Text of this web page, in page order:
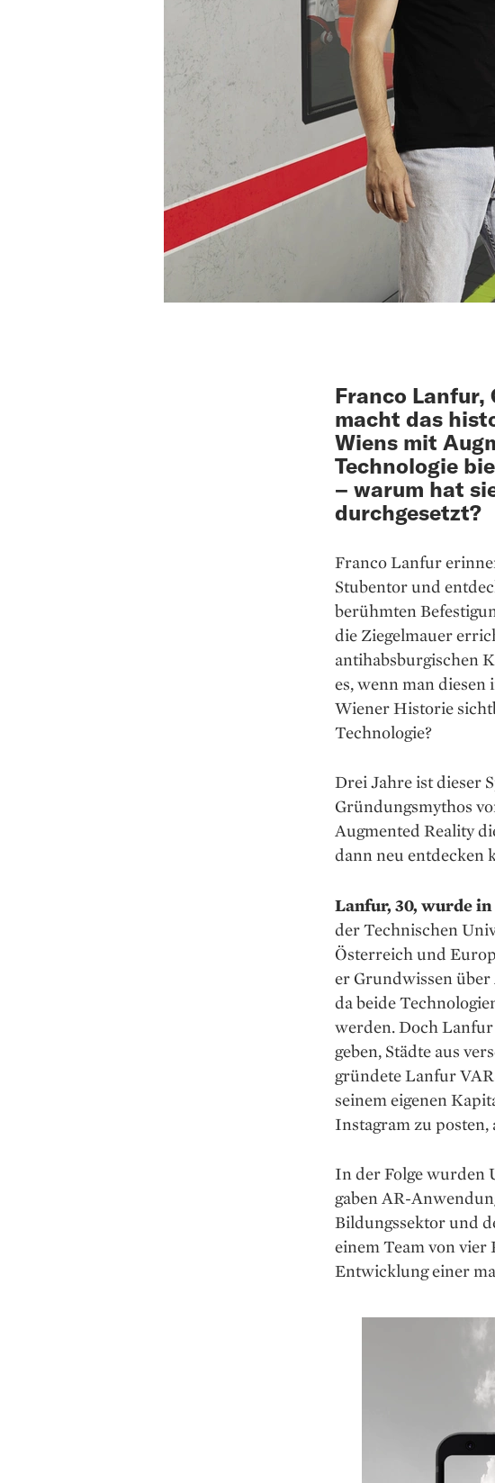
Franco Lanfur,
macht das
Wiens mit
Technologie
– warum hat
durchgesetzt?
Franco Lanfur
Stubentor und
berühmten
die Ziegelmauer
antihabsburgischen
es, wenn man
Wiener Historie
Technologie?
Drei Jahre ist dieser
Gründungsmythos
Augmented Reality
dann neu ent­decken
Lanfur, 30, wurde
der Technischen
Österreich und
er Grundwissen
da beide
werden. Doch
geben, Städte aus
gründete Lanfur
seinem eigenen
Instagram zu
In der Folge wurden
gaben AR-
Bildungssektor und
einem Team von
Entwicklung einer